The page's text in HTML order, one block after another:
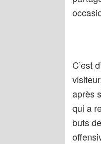
C’est
après
qui a
buts